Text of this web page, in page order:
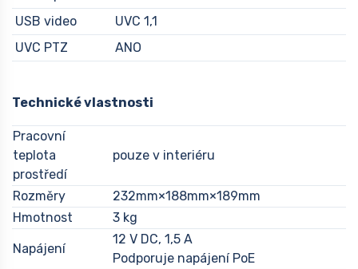
USB video
UVC 1,1
UVC PTZ
ANO
Technické vlastnosti
Pracovní
teplota
prostředí
pouze v interiéru
Rozměry
232mm×188mm×189mm
Hmotnost
3 kg
Napájení
12 V DC, 1,5 A
Podporuje napájení PoE